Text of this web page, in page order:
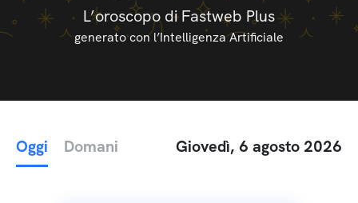
L’oroscopo di Fastweb Plus
generato con l’Intelligenza Artificiale
Oggi Domani Giovedì, 6 agosto 2026